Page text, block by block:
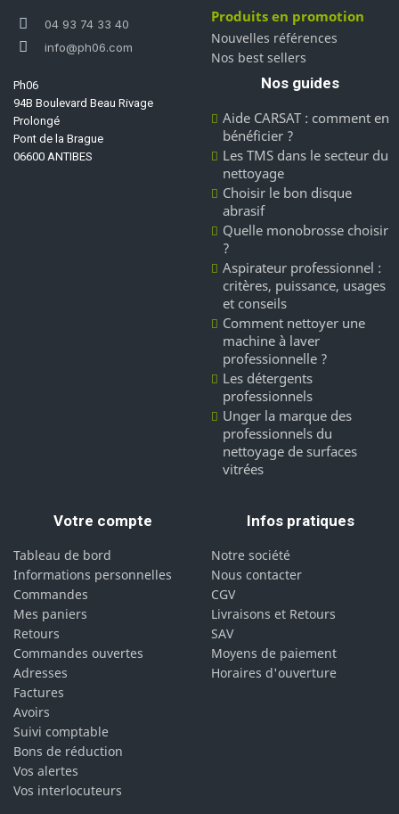
04 93 74 33 40
info@ph06.com
Ph06
94B Boulevard Beau Rivage
Prolongé
Pont de la Brague
06600 ANTIBES
Produits en promotion
Nouvelles références
Nos best sellers
Nos guides
Aide CARSAT : comment en
bénéficier ?
Les TMS dans le secteur du
nettoyage
Choisir le bon disque
abrasif
Quelle monobrosse choisir
?
Aspirateur professionnel :
critères, puissance, usages
et conseils
Comment nettoyer une
machine à laver
professionnelle ?
Les détergents
professionnels
Unger la marque des
professionnels du
nettoyage de surfaces
vitrées
Votre compte
Tableau de bord
Informations personnelles
Commandes
Mes paniers
Retours
Commandes ouvertes
Adresses
Factures
Avoirs
Suivi comptable
Bons de réduction
Vos alertes
Vos interlocuteurs
Infos pratiques
Notre société
Nous contacter
CGV
Livraisons et Retours
SAV
Moyens de paiement
Horaires d'ouverture